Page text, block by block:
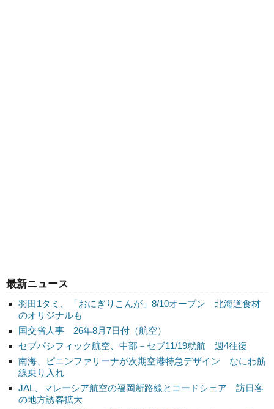
最新ニュース
羽田1タミ、「おにぎりこんが」8/10オープン 北海道食材
のオリジナルも
国交省人事 26年8月7日付（航空）
セブパシフィック航空、中部－セブ11/19就航 週4往復
南海、ピニンファリーナが次期空港特急デザイン なにわ筋
線乗り入れ
JAL、マレーシア航空の福岡新路線とコードシェア 訪日客
の地方誘客拡大